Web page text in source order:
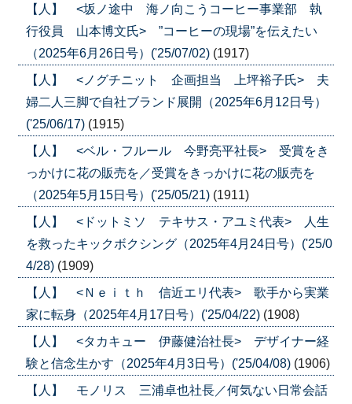
【人】 <坂ノ途中 海ノ向こうコーヒー事業部 執
行役員 山本博文氏> ”コーヒーの現場”を伝えたい
（2025年6月26日号）('25/07/02) (1917)
【人】 <ノグチニット 企画担当 上坪裕子氏> 夫
婦二人三脚で自社ブランド展開（2025年6月12日号）
('25/06/17) (1915)
【人】 <ベル・フルール 今野亮平社長> 受賞をき
っかけに花の販売を／受賞をきっかけに花の販売を
（2025年5月15日号）('25/05/21) (1911)
【人】 <ドットミソ テキサス・アユミ代表> 人生
を救ったキックボクシング（2025年4月24日号）('25/0
4/28) (1909)
【人】 <Ｎｅｉｔｈ 信近エリ代表> 歌手から実業
家に転身（2025年4月17日号）('25/04/22) (1908)
【人】 <タカキュー 伊藤健治社長> デザイナー経
験と信念生かす（2025年4月3日号）('25/04/08) (1906)
【人】 モノリス 三浦卓也社長／何気ない日常会話